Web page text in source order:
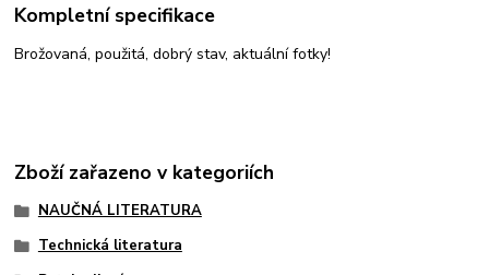
Kompletní specifikace
Brožovaná, použitá, dobrý stav, aktuální fotky!
Zboží zařazeno v kategoriích
NAUČNÁ LITERATURA
Technická literatura